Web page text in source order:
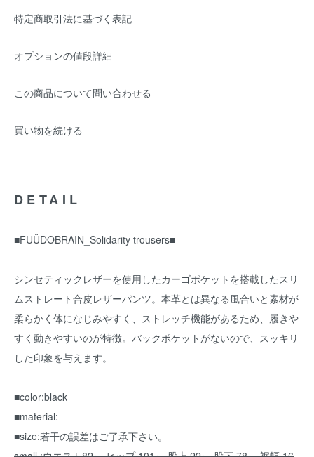
特定商取引法に基づく表記
オプションの値段詳細
この商品について問い合わせる
買い物を続ける
DETAIL
■FUÜDOBRAIN_Solidarity trousers■
シンセティックレザーを使用したカーゴポケットを搭載したスリ
ムストレート合皮レザーパンツ。本革とは異なる風合いと素材が
柔らかく体になじみやすく、ストレッチ機能があるため、履きや
すく動きやすいのが特徴。バックポケットがないので、スッキリ
した印象を与えます。
■color:black
■material:
■size:若干の誤差はご了承下さい。